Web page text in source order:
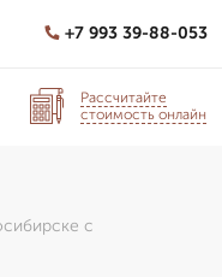
+7 993 39-88-053
Рассчитайте
стоимость онлайн
с